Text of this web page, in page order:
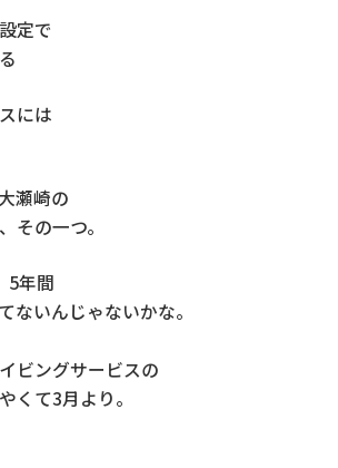
定で
には
瀬崎の
その一つ。
5年間
ないんじゃないかな。
ビングサービスの
くて3月より。